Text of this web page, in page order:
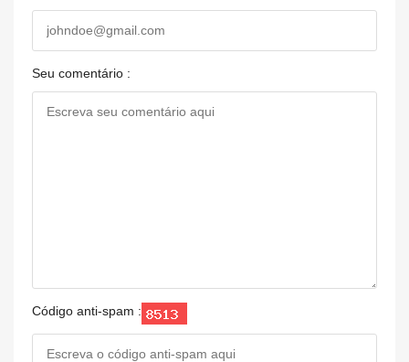
Seu comentário :
Código anti-spam :